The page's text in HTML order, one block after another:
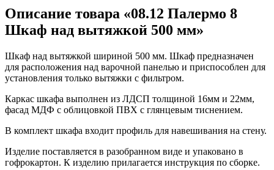
Описание товара «08.12 Палермо 8
Шкаф над вытяжкой 500 мм»
Шкаф над вытяжкой шириной 500 мм. Шкаф предназначен
для расположения над варочной панелью и приспособлен для
установления только вытяжки с фильтром.
Каркас шкафа выполнен из ЛДСП толщиной 16мм и 22мм,
фасад МДФ с облицовкой ПВХ с глянцевым тиснением.
В комплект шкафа входит профиль для навешивания на стену.
Изделие поставляется в разобранном виде и упаковано в
гофрокартон. К изделию прилагается инструкция по сборке.